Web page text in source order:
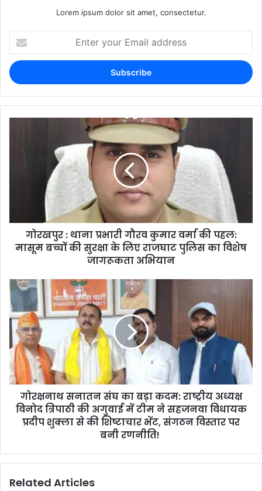
Lorem ipsum dolor sit amet, consectetur.
गोरखपुर : थाना प्रभारी गौरव कुमार वर्मा की पहल:
मासूम बच्चों की सुरक्षा के लिए राजघाट पुलिस का विशेष
जागरूकता अभियान
गोरक्षनाथ सनातन संघ का बड़ा कदम: राष्ट्रीय अध्यक्ष
विनोद त्रिपाठी की अगुवाई में टीम ने सहजनवा विधायक
प्रदीप शुक्ला से की शिष्टाचार भेंट, संगठन विस्तार पर
बनी रणनीति! ​
Related Articles